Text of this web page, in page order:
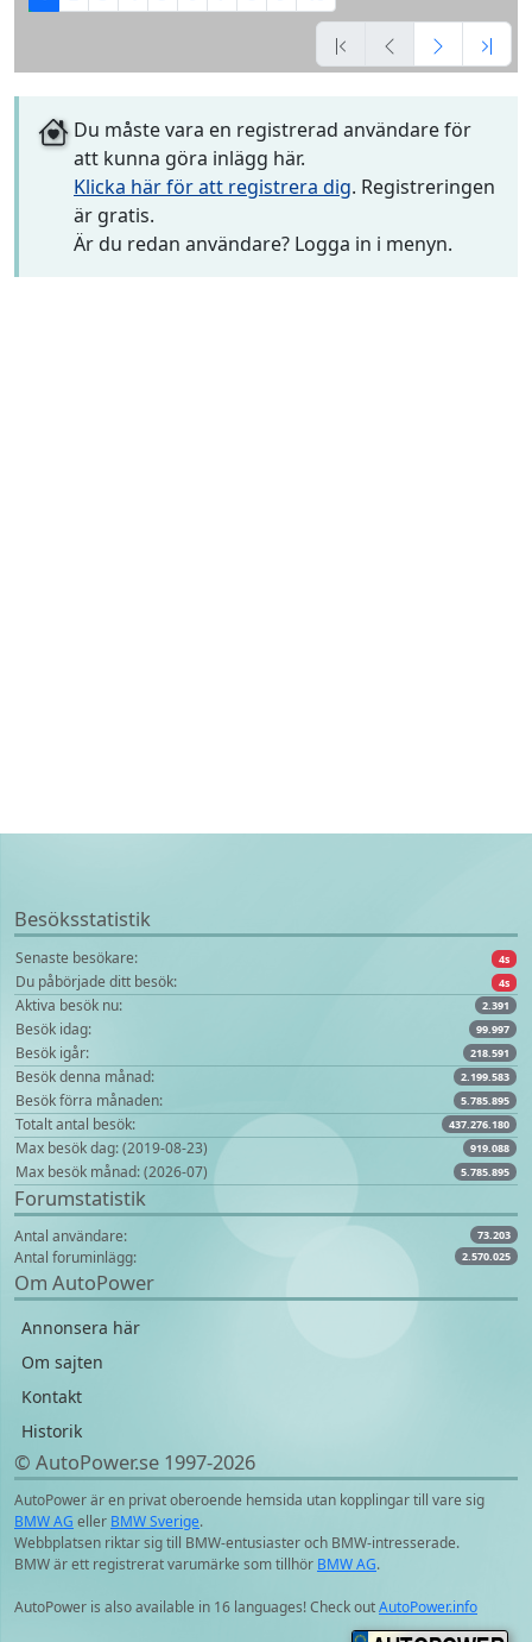
Du måste vara en registrerad användare för
att kunna göra inlägg här.
Klicka här för att registrera dig. Registreringen
är gratis.
Är du redan användare? Logga in i menyn.
Besöksstatistik
Senaste besökare: 4s
Du påbörjade ditt besök: 4s
Aktiva besök nu: 2.391
Besök idag: 99.997
Besök igår: 218.591
Besök denna månad: 2.199.583
Besök förra månaden: 5.785.895
Totalt antal besök: 437.276.180
Max besök dag: (2019-08-23) 919.088
Max besök månad: (2026-07) 5.785.895
Forumstatistik
Antal användare: 73.203
Antal foruminlägg: 2.570.025
Om AutoPower
Annonsera här
Om sajten
Kontakt
Historik
© AutoPower.se 1997‑2026
AutoPower är en privat oberoende hemsida utan kopplingar till vare sig
BMW AG eller BMW Sverige.
Webbplatsen riktar sig till BMW-entusiaster och BMW-intresserade.
BMW är ett registrerat varumärke som tillhör BMW AG.
AutoPower is also available in 16 languages! Check outAutoPower.info